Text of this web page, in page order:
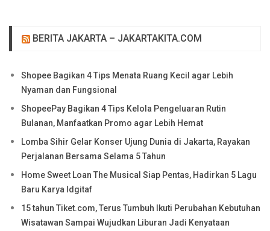
BERITA JAKARTA – JAKARTAKITA.COM
Shopee Bagikan 4 Tips Menata Ruang Kecil agar Lebih
Nyaman dan Fungsional
ShopeePay Bagikan 4 Tips Kelola Pengeluaran Rutin
Bulanan, Manfaatkan Promo agar Lebih Hemat
Lomba Sihir Gelar Konser Ujung Dunia di Jakarta, Rayakan
Perjalanan Bersama Selama 5 Tahun
Home Sweet Loan The Musical Siap Pentas, Hadirkan 5 Lagu
Baru Karya Idgitaf
15 tahun Tiket.com, Terus Tumbuh Ikuti Perubahan Kebutuhan
Wisatawan Sampai Wujudkan Liburan Jadi Kenyataan